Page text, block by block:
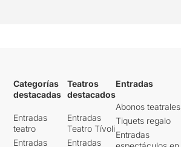
Categorías
destacadas
Entradas
teatro
Entradas
Teatros
destacados
Entradas
Teatro Tívoli
Entradas
Entradas
Abonos teatrales
Tiquets regalo
Entradas